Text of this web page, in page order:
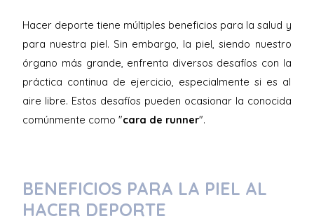
Hacer deporte tiene múltiples beneficios para la salud y
para nuestra piel. Sin embargo, la piel, siendo nuestro
órgano más grande, enfrenta diversos desafíos con la
práctica continua de ejercicio, especialmente si es al
aire libre. Estos desafíos pueden ocasionar la conocida
comúnmente como "cara de runner".
BENEFICIOS PARA LA PIEL AL
HACER DEPORTE